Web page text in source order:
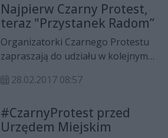
społecznym pomiędzy kobietami i
mężczyznami. Organizatorzy chcą
również poruszyć sprawy
utrudnionego dostępu do badań
prenatalnych, in vitro, braku
rzetelnej edukacji seksualnej oraz
fizycznej jak i ekonomicznej.
Najpierw Czarny Protest,
teraz "Przystanek Radom”
Organizatorki Czarnego Protestu
zapraszają do udziału w kolejnym
pokazać, z jakimi problemami
28.02.2017 08:57
#CzarnyProtest przed
Urzędem Miejskim